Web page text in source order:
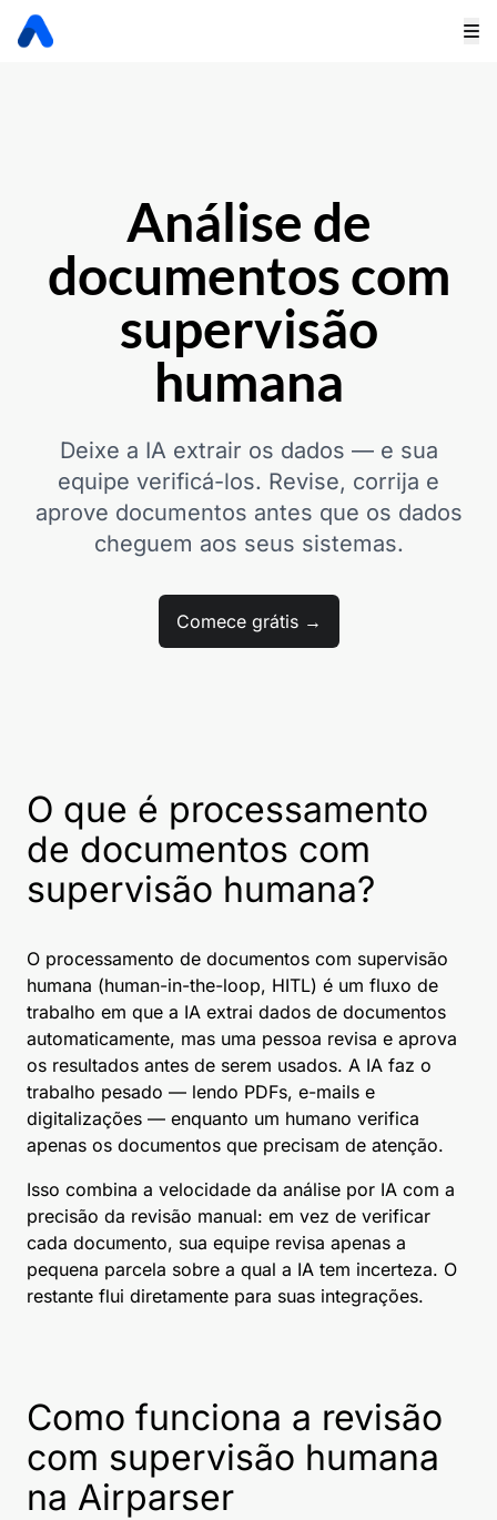
Análise de
documentos com
supervisão
humana
Deixe a IA extrair os dados — e sua
equipe verificá-los. Revise, corrija e
aprove documentos antes que os dados
cheguem aos seus sistemas.
Comece grátis →
O que é processamento
de documentos com
supervisão humana?
O processamento de documentos com supervisão
humana (human-in-the-loop, HITL) é um fluxo de
trabalho em que a IA extrai dados de documentos
automaticamente, mas uma pessoa revisa e aprova
os resultados antes de serem usados. A IA faz o
trabalho pesado — lendo PDFs, e-mails e
digitalizações — enquanto um humano verifica
apenas os documentos que precisam de atenção.
Isso combina a velocidade da análise por IA com a
precisão da revisão manual: em vez de verificar
cada documento, sua equipe revisa apenas a
pequena parcela sobre a qual a IA tem incerteza. O
restante flui diretamente para suas integrações.
Como funciona a revisão
com supervisão humana
na Airparser